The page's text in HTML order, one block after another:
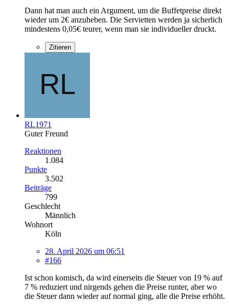
Dann hat man auch ein Argument, um die Buffetpreise direkt
wieder um 2€ anzuheben. Die Servietten werden ja sicherlich
mindestens 0,05€ teurer, wenn man sie individueller druckt.
Zitieren
RL1971
Guter Freund
Reaktionen
1.084
Punkte
3.502
Beiträge
799
Geschlecht
Männlich
Wohnort
Köln
28. April 2026 um 06:51
#166
Ist schon komisch, da wird einerseits die Steuer von 19 % auf
7 % reduziert und nirgends gehen die Preise runter, aber wo
die Steuer dann wieder auf normal ging, alle die Preise erhöht.